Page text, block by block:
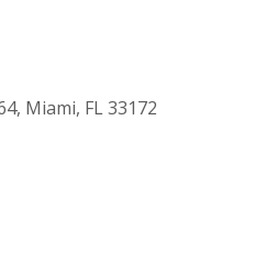
Miami, FL 33172